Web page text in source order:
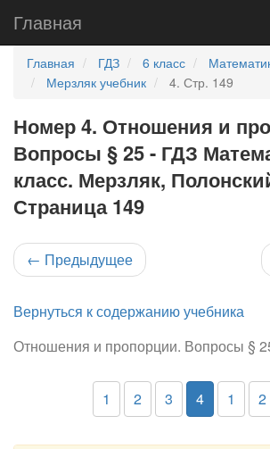
Главная
Главная ГДЗ 6 класс
Мерзляк учебник
4. Стр. 149
Номер 4. Отношения и
Вопросы § 25 - ГДЗ
класс. Мерзляк,
Страница 149
← Предыдущее
Вернуться к содержанию учебника
Отношения и пропорции. Вопросы §
1 2 3 4 1 2